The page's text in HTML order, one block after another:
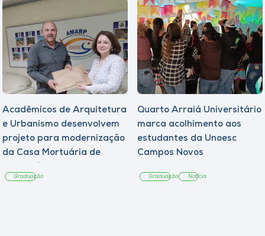
Acadêmicos de Arquitetura
e Urbanismo desenvolvem
projeto para modernização
da Casa Mortuária de
Graduação
Quarto Arraiá Universitário
marca acolhimento aos
estudantes da Unoesc
Campos Novos
Graduação Notícia